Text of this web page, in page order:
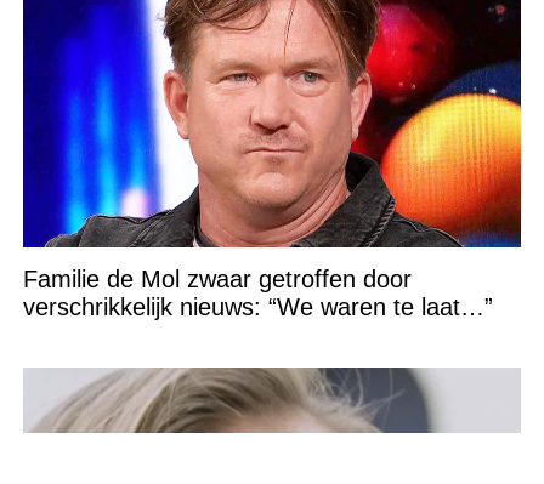
Familie de Mol zwaar getroffen door
verschrikkelijk nieuws: “We waren te laat…”